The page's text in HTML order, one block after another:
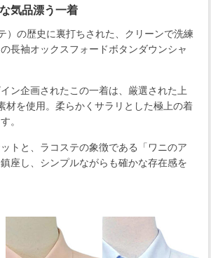
気品漂う一着
）の歴史に裏打ちされた、クリーンで洗練
長袖オックスフォードボタンダウンシャ
ン企画されたこの一着は、厳選された上
材を使用。柔らかくサラリとした極上の着
。
トと、ラコステの象徴である「ワニのア
座し、シンプルながらも確かな存在感を